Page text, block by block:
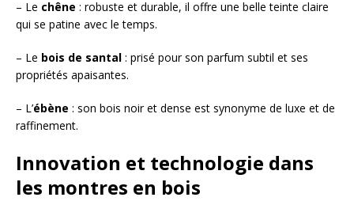
– Le chêne : robuste et durable, il offre une belle teinte claire
qui se patine avec le temps.
– Le bois de santal : prisé pour son parfum subtil et ses
propriétés apaisantes.
– L’ébène : son bois noir et dense est synonyme de luxe et de
raffinement.
Innovation et technologie dans
les montres en bois